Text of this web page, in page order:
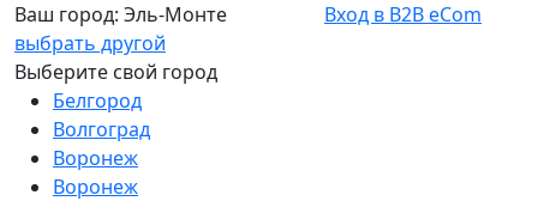
Ваш город: Эль-Монте
выбрать другой
Выберите свой город
Белгород
Волгоград
Воронеж
Воронеж
Вход в B2B eCom